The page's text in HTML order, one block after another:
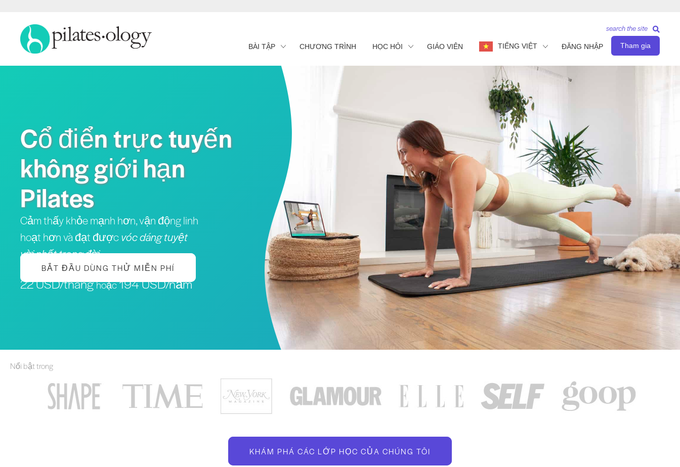
BÀI TẬP CHƯƠNG TRÌNH HỌC HỎI GIÁO VIÊN TIẾNG VIỆT ĐĂNG NHẬP Tham gia
search the site
Cổ điển trực tuyến
không giới hạn
Pilates
Cảm thấy khỏe mạnh hơn, vận động linh
hoạt hơn và đạt đượcvóc dáng tuyệt
vời nhất trong đời
BẮT ĐẦU DÙNG THỬ MIỄN PHÍ
22 USD/thánghoặc194 USD/năm
Nổi bật trong
KHÁM PHÁ CÁC LỚP HỌC CỦA CHÚNG TÔI